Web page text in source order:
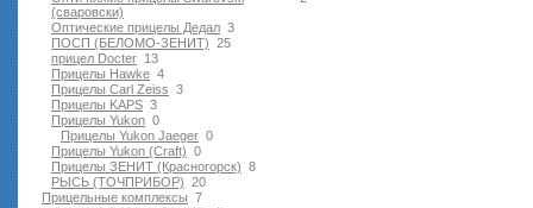
(сваровски)
3
Оптические прицелы Дедал
25
ПОСП (БЕЛОМО-ЗЕНИТ)
13
прицел Docter
4
Прицелы Hawke
3
Прицелы Carl Zeiss
3
Прицелы KAPS
0
Прицелы Yukon
0
Прицелы Yukon Jaeger
0
Прицелы Yukon (Craft)
8
Прицелы ЗЕНИТ (Красногорск)
20
РЫСЬ (ТОЧПРИБОР)
7
Прицельные комплексы